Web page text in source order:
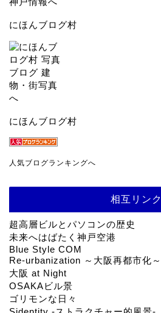
にほんブログ村
にほんブログ村
人気ブログランキングへ
相互リンク
超高層ビルとパソコンの歴史
未来へはばたく神戸空港
Blue Style COM
Re-urbanization ～大阪再都市化～
大阪 at Night
OSAKAビル景
ゴリモンな日々